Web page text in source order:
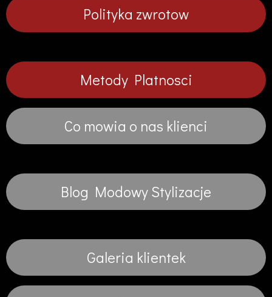
Polityka zwrotow
Metody Platnosci
Co mowia o nas klienci
Blog Modowy Stylizacje
Galeria klientek